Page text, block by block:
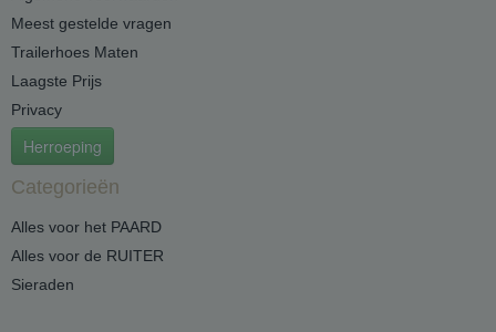
Meest gestelde vragen
Trailerhoes Maten
Laagste Prijs
Privacy
Herroeping
Categorieën
Alles voor het PAARD
Alles voor de RUITER
Sieraden